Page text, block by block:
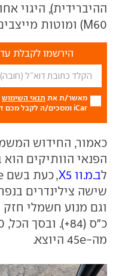
ההיברידית), היגוי
M60) ומוטות מייצבים אקטיביים.
הירשמו לקבלת
מאשר/ת את תנאי השימוש
iCar ומסכים/ה לקבל מכם דברי פרסום.
כאמור, החידוש
הפנאי הוותיקים
לב.מ.וו X5
מה-45e היוצא.